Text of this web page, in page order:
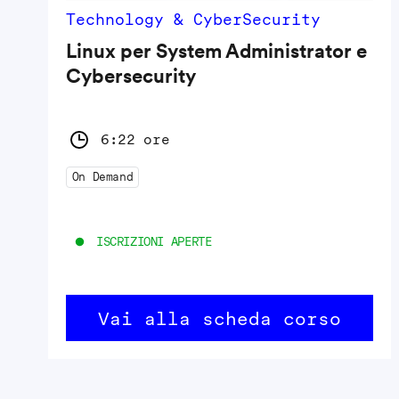
Technology & CyberSecurity
Linux per System Administrator e
Cybersecurity
6:22 ore
On Demand
ISCRIZIONI APERTE
Vai alla scheda corso